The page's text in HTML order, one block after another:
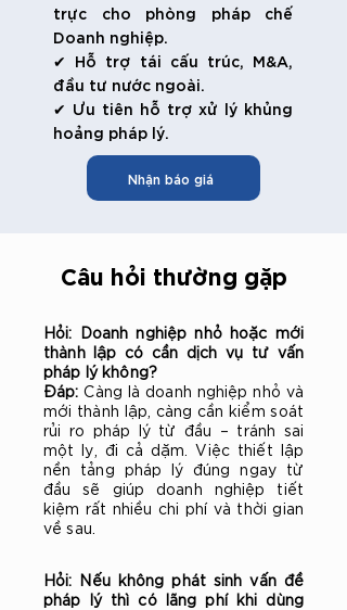
trực cho phòng pháp chế
Doanh nghiệp.
✔ Hỗ trợ tái cấu trúc, M&A,
đầu tư nước ngoài.
✔ Ưu tiên hỗ trợ xử lý khủng
hoảng pháp lý.
Nhận báo giá
Câu hỏi thường gặp
Hỏi: Doanh nghiệp nhỏ hoặc mới
thành lập có cần dịch vụ tư vấn
pháp lý không?
Đáp: Càng là doanh nghiệp nhỏ và
mới thành lập, càng cần kiểm soát
rủi ro pháp lý từ đầu – tránh sai
một ly, đi cả dặm. Việc thiết lập
nền tảng pháp lý đúng ngay từ
đầu sẽ giúp doanh nghiệp tiết
kiệm rất nhiều chi phí và thời gian
về sau.
Hỏi: Nếu không phát sinh vấn đề
pháp lý thì có lãng phí khi dùng